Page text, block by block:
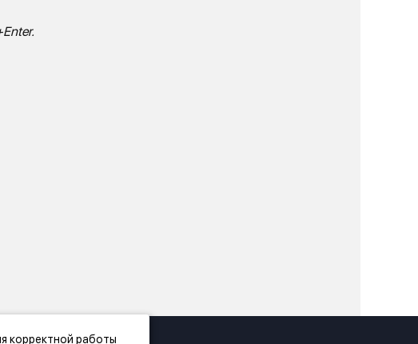
корректной работы